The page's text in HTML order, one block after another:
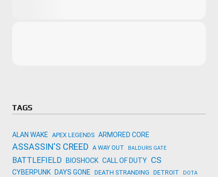
TAGS
ALAN WAKE APEX LEGENDS ARMORED CORE
ASSASSIN'S CREED A WAY OUT BALDURS GATE
BATTLEFIELD BIOSHOCK CALL OF DUTY CS
CYBERPUNK DAYS GONE DEATH STRANDING DETROIT DOTA